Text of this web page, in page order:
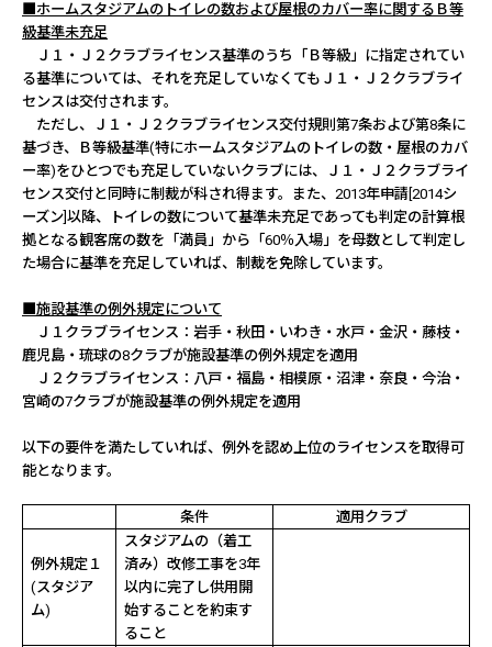
■ホームスタジアムのトイレの数および屋根のカバー率に関するＢ等
級基準未充足
Ｊ１・Ｊ２クラブライセンス基準のうち「Ｂ等級」に指定されてい
る基準については、それを充足していなくてもＪ１・Ｊ２クラブライ
センスは交付されます。
ただし、Ｊ１・Ｊ２クラブライセンス交付規則第7条および第8条に
基づき、Ｂ等級基準(特にホームスタジアムのトイレの数・屋根のカバ
ー率)をひとつでも充足していないクラブには、Ｊ１・Ｊ２クラブライ
センス交付と同時に制裁が科され得ます。また、 2013年申請 [2014シ
ーズン 以降、トイレの数について基準未充足であっても判定の計算根
拠となる観客席の数を「満員」から「 60％入場」を母数として判定し
た場合に基準を充足していれば、制裁を免除しています。
■施設基準の例外規定について
Ｊ１クラブライセンス：岩手・秋田・いわき・水戸・金沢・藤枝・
鹿児島・琉球の8クラブが施設基準の例外規定を適用
Ｊ２クラブライセンス：八戸・福島・相模原・沼津・奈良・今治・
宮崎の7クラブが施設基準の例外規定を適用
以下の要件を満たしていれば、例外を認め上位のライセンスを取得可
能となります。
条件 適用クラブ
例外規定１
(スタジア
ム)
スタジアムの（着工
済み）改修工事を3年
以内に完了し供用開
始することを約束す
ること